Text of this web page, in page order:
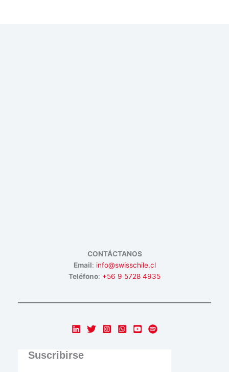
CONTÁCTANOS
Email: info@swisschile.cl
Teléfono: +56 9 5728 4935
Suscribirse